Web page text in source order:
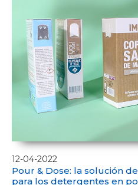
12-04-2022
Pour & Dose: la solución
para los detergentes en